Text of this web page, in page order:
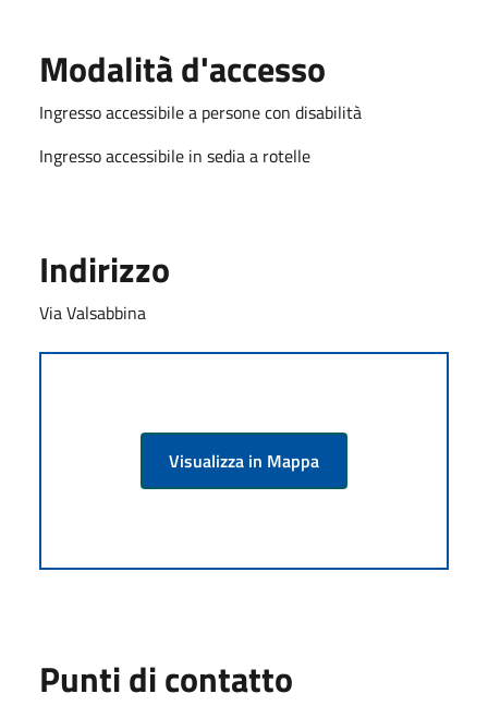
Modalità d'accesso
Ingresso accessibile a persone con disabilità
Ingresso accessibile in sedia a rotelle
Indirizzo
Via Valsabbina
Visualizza in Mappa
Punti di contatto